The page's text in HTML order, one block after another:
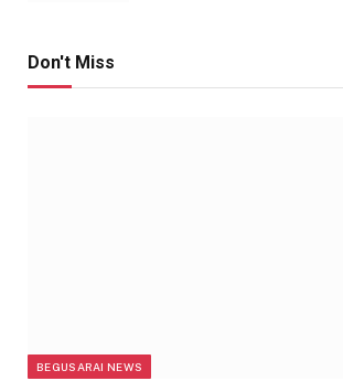
Don't Miss
BEGUSARAI NEWS